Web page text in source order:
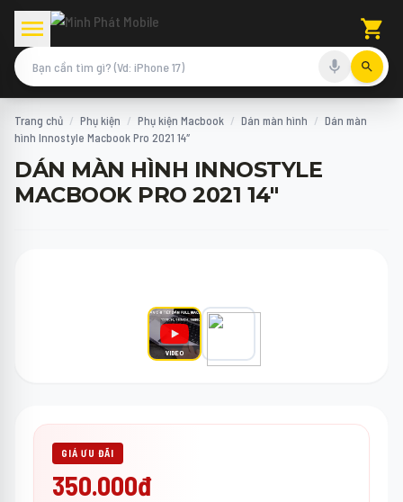
Trang chủ / Phụ kiện / Phụ kiện Macbook / Dán màn hình / Dán màn
hình Innostyle Macbook Pro 2021 14″
DÁN MÀN HÌNH INNOSTYLE
MACBOOK PRO 2021 14"
VIDEO
GIÁ ƯU ĐÃI
350.000đ